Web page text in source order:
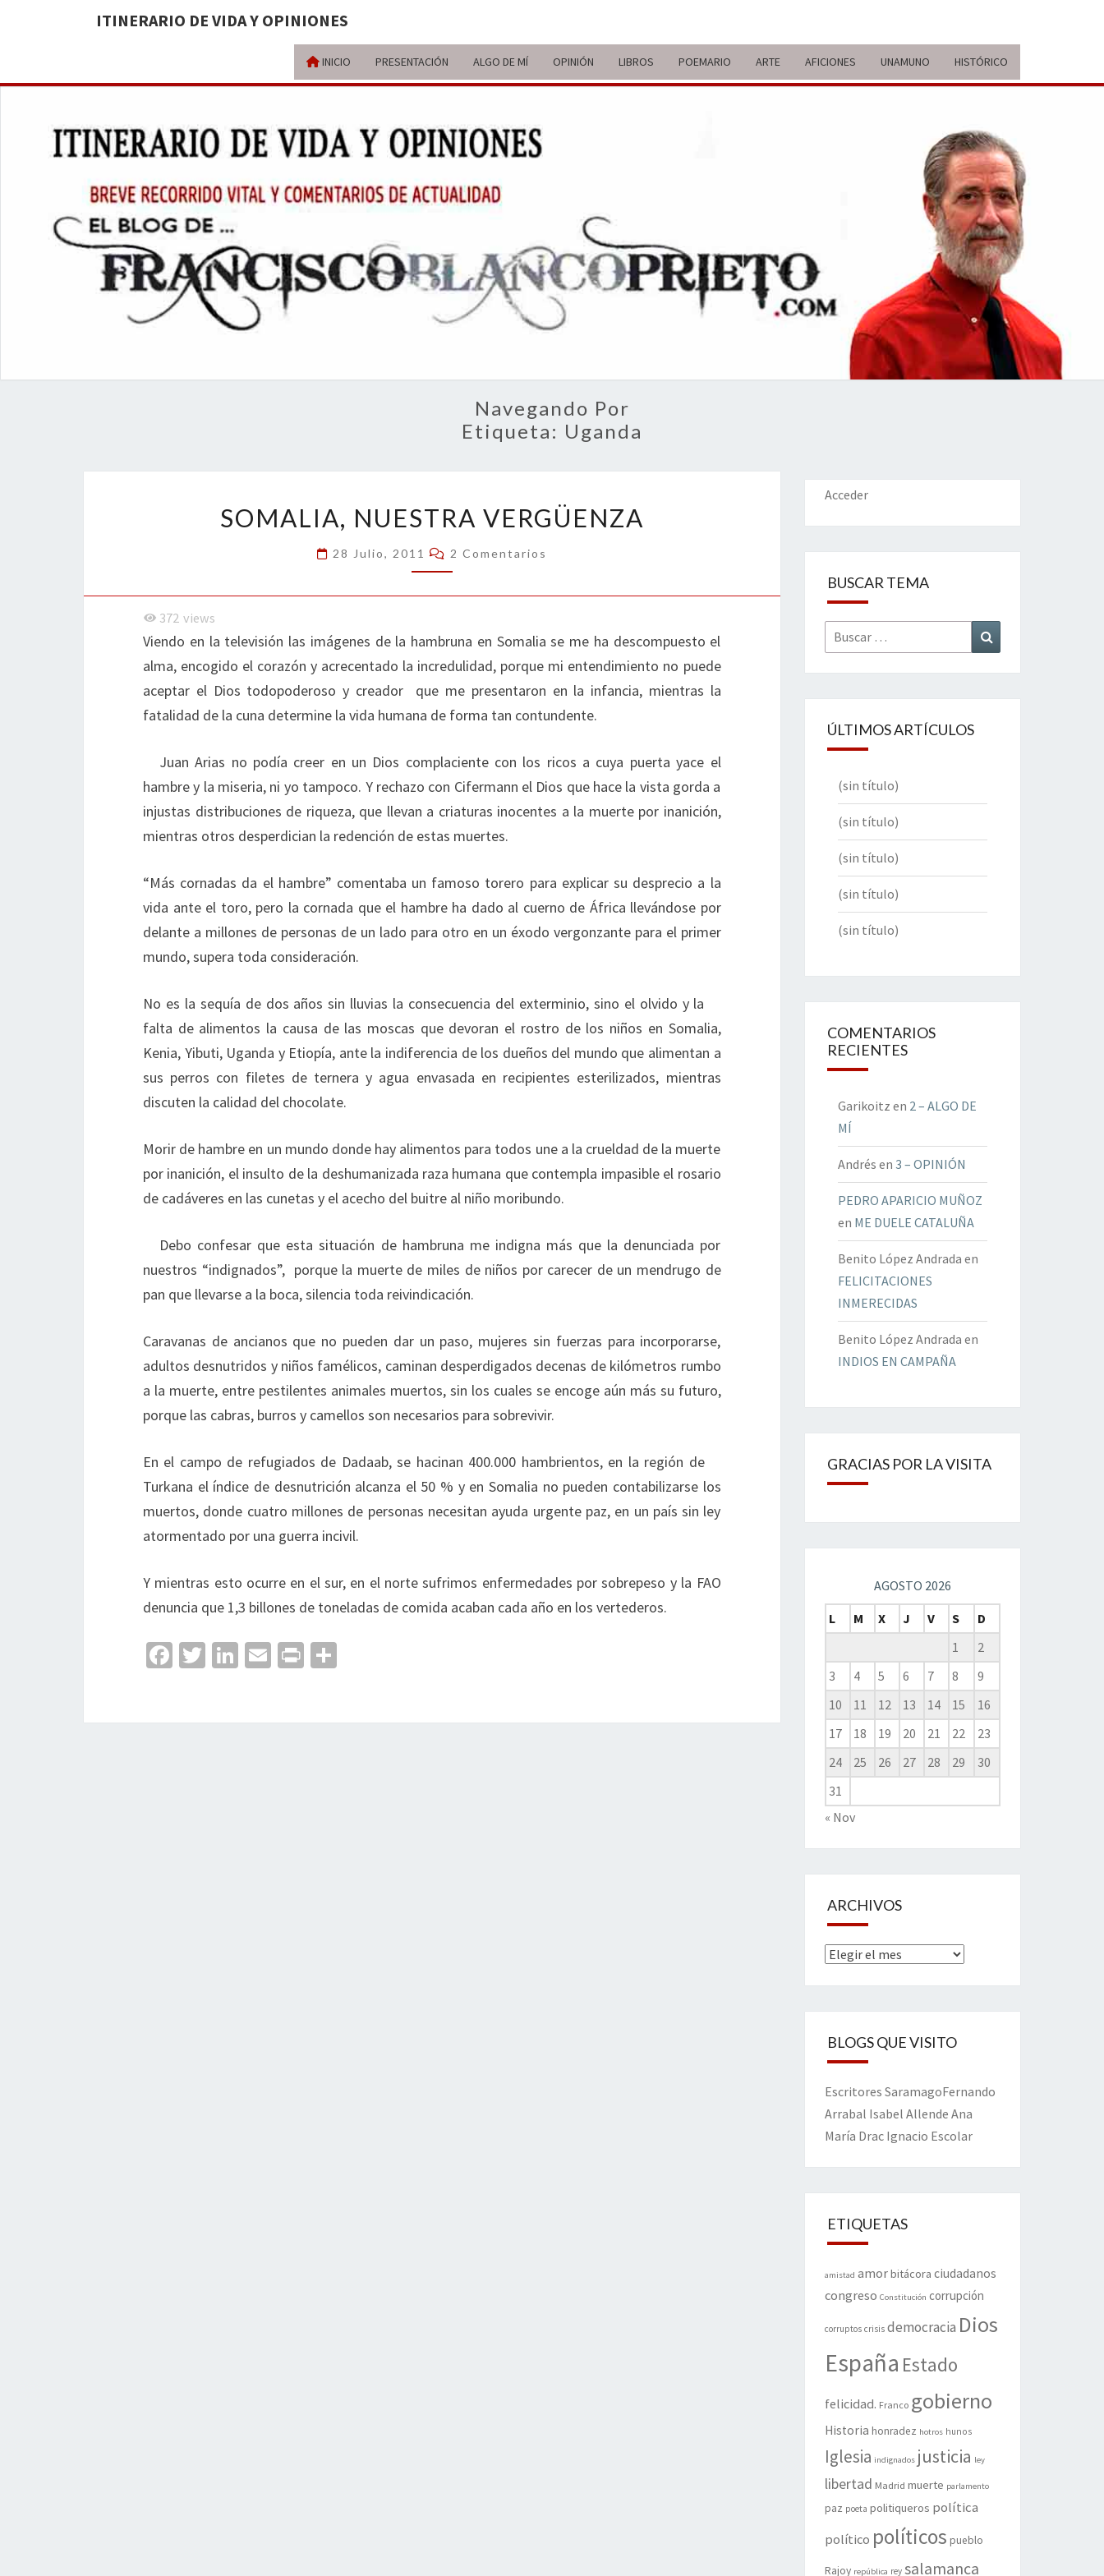
ITINERARIO DE VIDA Y OPINIONES
INICIO PRESENTACIÓN ALGO DE MÍ OPINIÓN LIBROS POEMARIO ARTE AFICIONES UNAMUNO HISTÓRICO
ITINERARIO
DE VIDA Y
OPINIONES
BREVE
RECORRIDO
VITAL Y
COMENTARIOS
ACTUALIDAD
Navegando Por
Etiqueta: Uganda
NUESTRA
VERGÜENZA
SOMALIA, NUESTRA VERGÜENZA
28 Julio, 2011 Comentarios
2 Comentarios
372 views
Viendo en la televisión las imágenes de la hambruna en Somalia se me ha descompuesto el
alma, encogido el corazón y acrecentado la incredulidad, porque mi entendimiento no puede
aceptar el Dios todopoderoso y creador que me presentaron en la infancia, mientras la
fatalidad de la cuna determine la vida humana de forma tan contundente.
Juan Arias no podía creer en un Dios complaciente con los ricos a cuya puerta yace el
hambre y la miseria, ni yo tampoco. Y rechazo con Cifermann el Dios que hace la vista gorda a
injustas distribuciones de riqueza, que llevan a criaturas inocentes a la muerte por inanición,
mientras otros desperdician la redención de estas muertes.
“Más cornadas da el hambre” comentaba un famoso torero para explicar su desprecio a la
vida ante el toro, pero la cornada que el hambre ha dado al cuerno de África llevándose por
delante a millones de personas de un lado para otro en un éxodo vergonzante para el primer
mundo, supera toda consideración.
No es la sequía de dos años sin lluvias la consecuencia del exterminio, sino el olvido y la
falta de alimentos la causa de las moscas que devoran el rostro de los niños en Somalia,
Kenia, Yibuti, Uganda y Etiopía, ante la indiferencia de los dueños del mundo que alimentan a
sus perros con filetes de ternera y agua envasada en recipientes esterilizados, mientras
discuten la calidad del chocolate.
Morir de hambre en un mundo donde hay alimentos para todos une a la crueldad de la muerte
por inanición, el insulto de la deshumanizada raza humana que contempla impasible el rosario
de cadáveres en las cunetas y el acecho del buitre al niño moribundo.
Debo confesar que esta situación de hambruna me indigna más que la denunciada por
nuestros “indignados”, porque la muerte de miles de niños por carecer de un mendrugo de
pan que llevarse a la boca, silencia toda reivindicación.
Caravanas de ancianos que no pueden dar un paso, mujeres sin fuerzas para incorporarse,
adultos desnutridos y niños famélicos, caminan desperdigados decenas de kilómetros rumbo
a la muerte, entre pestilentes animales muertos, sin los cuales se encoge aún más su futuro,
porque las cabras, burros y camellos son necesarios para sobrevivir.
En el campo de refugiados de Dadaab, se hacinan 400.000 hambrientos, en la región de
Turkana el índice de desnutrición alcanza el 50 % y en Somalia no pueden contabilizarse los
muertos, donde cuatro millones de personas necesitan ayuda urgente paz, en un país sin ley
atormentado por una guerra incivil.
Y mientras esto ocurre en el sur, en el norte sufrimos enfermedades por sobrepeso y la FAO
denuncia que 1,3 billones de toneladas de comida acaban cada año en los vertederos.
Fa T
Li
E
Pr
Acceder
BUSCAR TEMA
Buscar
por:
ÚLTIMOS ARTÍCULOS
(sin título)
(sin título)
(sin título)
(sin título)
(sin título)
COMENTARIOS
RECIENTES
Garikoitz en 2 – ALGO DE
MÍ
Andrés en 3 – OPINIÓN
PEDRO APARICIO MUÑOZ
en ME DUELE CATALUÑA
Benito López Andrada en
FELICITACIONES
INMERECIDAS
Benito López Andrada en
INDIOS EN CAMPAÑA
GRACIAS POR LA VISITA
AGOSTO 2026
L
M X J V S
D
1
2
3
4 5 6 7 8
9
10
11 12 13 14 15
16
17
18 19 20 21 22
23
24
25 26 27 28 29
30
31
« Nov
ARCHIVOS
Archivos
BLOGS QUE VISITO
Escritores SaramagoFernando
Arrabal Isabel Allende Ana
María Drac Ignacio Escolar
ETIQUETAS
amistad amorbitácora ciudadanos
congreso Constitución corrupción
corruptos crisis democracia Dios
España Estado
felicidad. Franco gobierno
Historia honradez hotros hunos
Iglesia indignados justicia ley
libertad Madrid muerte parlamento
paz poeta politiqueros política
político políticos pueblo
Rajoy república rey salamanca